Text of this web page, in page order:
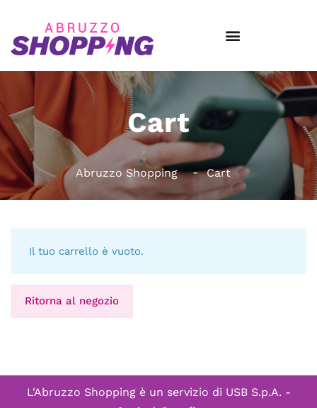
Cart
Abruzzo Shopping Cart
Il tuo carrello è vuoto.
Ritorna al negozio
L'Abruzzo Shopping è un servizio di USB S.p.A. -